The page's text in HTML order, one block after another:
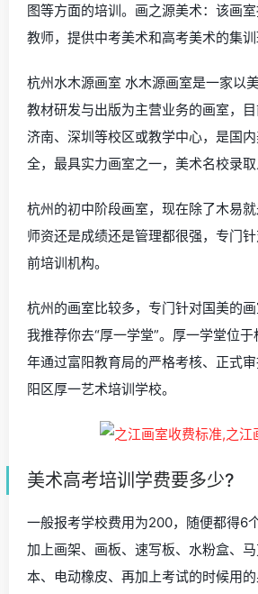
图等方面的培训。画之源美术：该画
教师，提供中考美术和高考美术的集训
杭州水木源画室 水木源画室是一家以
教材研发与出版为主营业务的画室，目
济南、深圳等校区或教学中心，是国
全，最具实力画室之一，美术名校录取
杭州的初中阶段画室，现在除了木易
师资还是成绩还是管理都很强，专门
前培训机构。
杭州的画室比较多，专门针对国美的
我推荐你去“厚一学堂”。厚一学堂位
年通过富阳教育局的严格考核、正式
阳区厚一艺术培训学校。
美术高考培训学费要多少?
一般报考学校费用为200，随便都得6
加上画架、画板、速写板、水粉盒、
本、电动橡皮、再加上考试的时候用